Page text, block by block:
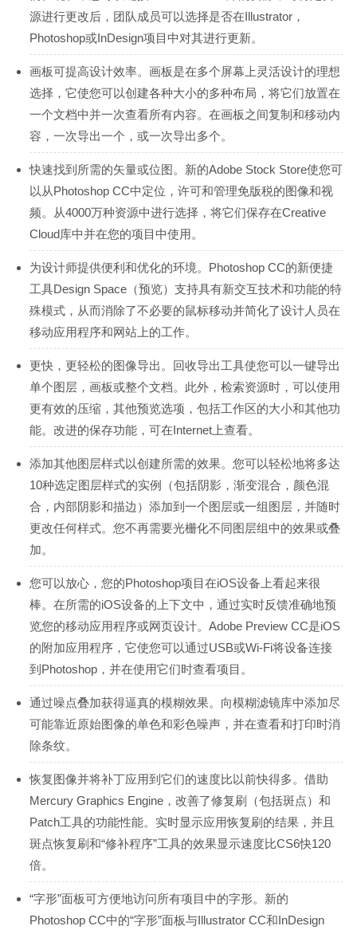
源进行更改后，团队成员可以选择是否在Illustrator，
Photoshop或InDesign项目中对其进行更新。
画板可提高设计效率。画板是在多个屏幕上灵活设计的理想
选择，它使您可以创建各种大小的多种布局，将它们放置在
一个文档中并一次查看所有内容。在画板之间复制和移动内
容，一次导出一个，或一次导出多个。
快速找到所需的矢量或位图。新的Adobe Stock Store使您可
以从Photoshop CC中定位，许可和管理免版税的图像和视
频。从4000万种资源中进行选择，将它们保存在Creative
Cloud库中并在您的项目中使用。
为设计师提供便利和优化的环境。Photoshop CC的新便捷
工具Design Space（预览）支持具有新交互技术和功能的特
殊模式，从而消除了不必要的鼠标移动并简化了设计人员在
移动应用程序和网站上的工作。
更快，更轻松的图像导出。回收导出工具使您可以一键导出
单个图层，画板或整个文档。此外，检索资源时，可以使用
更有效的压缩，其他预览选项，包括工作区的大小和其他功
能。改进的保存功能，可在Internet上查看。
添加其他图层样式以创建所需的效果。您可以轻松地将多达
10种选定图层样式的实例（包括阴影，渐变混合，颜色混
合，内部阴影和描边）添加到一个图层或一组图层，并随时
更改任何样式。您不再需要光栅化不同图层组中的效果或叠
加。
您可以放心，您的Photoshop项目在iOS设备上看起来很
棒。在所需的iOS设备的上下文中，通过实时反馈准确地预
览您的移动应用程序或网页设计。Adobe Preview CC是iOS
的附加应用程序，它使您可以通过USB或Wi-Fi将设备连接
到Photoshop，并在使用它们时查看项目。
通过噪点叠加获得逼真的模糊效果。向模糊滤镜库中添加尽
可能靠近原始图像的单色和彩色噪声，并在查看和打印时消
除条纹。
恢复图像并将补丁应用到它们的速度比以前快得多。借助
Mercury Graphics Engine，改善了修复刷（包括斑点）和
Patch工具的功能性能。实时显示应用恢复刷的结果，并且
斑点恢复刷和“修补程序”工具的效果显示速度比CS6快120
倍。
“字形”面板可方便地访问所有项目中的字形。新的
Photoshop CC中的“字形”面板与Illustrator CC和InDesign